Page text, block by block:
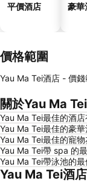
平價酒店 豪華
價格範圍
Yau Ma Tei酒店 - 價錢
關於Yau Ma
Yau Ma Tei最佳的酒店
Yau Ma Tei最佳的豪華
Yau Ma Tei最佳的寵
Yau Ma Tei帶 spa 的
Yau Ma Tei帶泳池的
Yau Ma Tei酒店